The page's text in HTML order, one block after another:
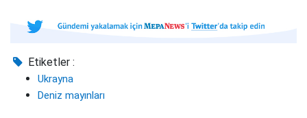
Etiketler :
Ukrayna
Deniz mayınları